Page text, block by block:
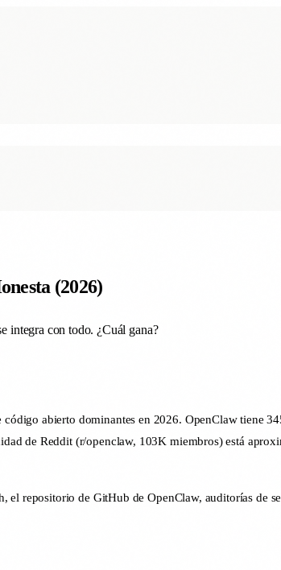
(2026)
integra con todo. ¿Cuál gana?
abierto dominantes en 2026. OpenClaw tiene
de Reddit (r/openclaw, 103K miembros) está
el repositorio de GitHub de OpenClaw, auditorías de